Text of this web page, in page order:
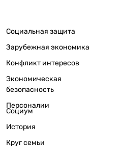
Социальная защита
Зарубежная экономика
Конфликт интересов
Экономическая
безопасность
Персоналии
Социум
История
Круг семьи